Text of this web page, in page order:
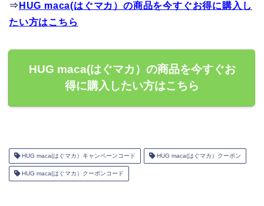
⇒ HUG maca(はぐマカ）の商品を今すぐお得に購入し
たい方はこちら
HUG maca(はぐマカ）の商品を今すぐお
得に購入したい方はこちら
HUG maca(はぐマカ）キャンペーンコード HUG maca(はぐマカ）クーポン
HUG maca(はぐマカ）クーポンコード